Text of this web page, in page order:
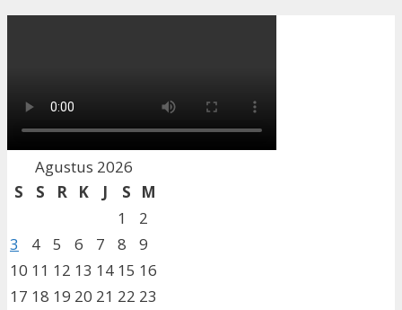
Agustus 2026
S
S R K J S
M
1
2
3
4 5 6 7 8
9
10 11 12 13 14 15 16
17 18 19 20 21 22 23